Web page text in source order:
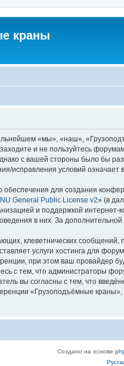
краны
«мы», «наш»,
и не пользуйтесь
с вашей стороны было бы
исправления условий означает
для создания
General Public License v2» (в
и поддержкой
в них. За
клеветнических
услуги хостинга для
при этом ваш провайдер
с тем, что администраторы
вы согласны с тем, что
«Грузоподъёмные краны»,
Создано на основе